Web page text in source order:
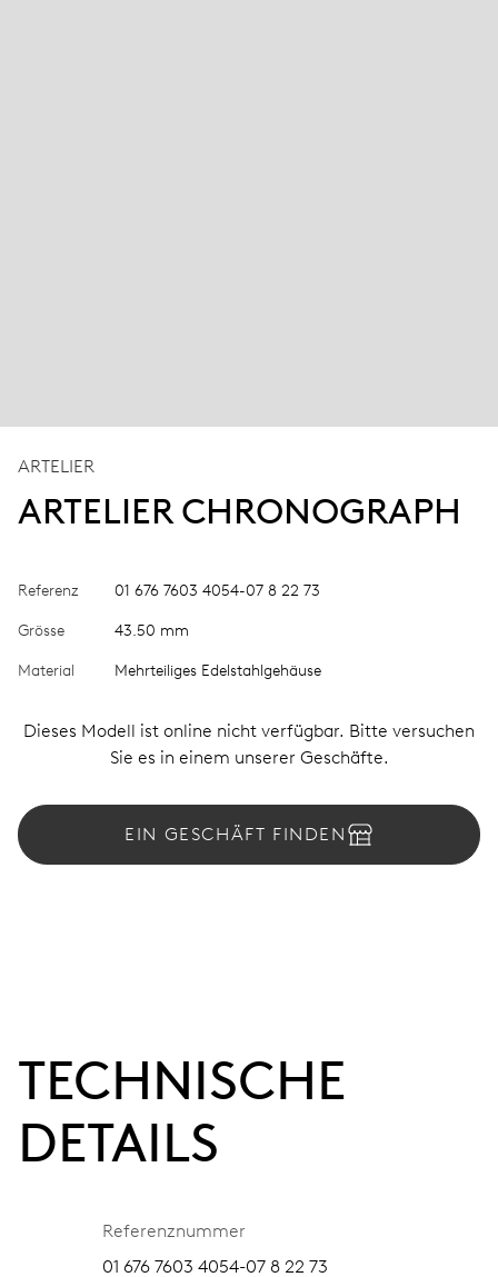
ARTELIER
ARTELIER CHRONOGRAPH
Referenz 01 676 7603 4054-07 8 22 73
Grösse 43.50 mm
Material Mehrteiliges Edelstahlgehäuse
Dieses Modell ist online nicht verfügbar. Bitte versuchen
Sie es in einem unserer Geschäfte.
EIN GESCHÄFT FINDEN
TECHNISCHE
DETAILS
Referenznummer
01 676 7603 4054-07 8 22 73